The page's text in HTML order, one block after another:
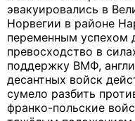
эвакуировались в
Норвегии в районе
переменным успехом
превосходство в
поддержку ВМФ,
десантных войск
сумело разбить
франко-польские